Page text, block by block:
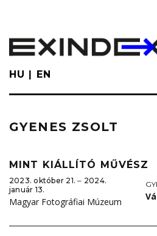
main
content
HU EN
GYENES ZSOLT
MINT KIÁLLÍTÓ MŰVÉSZ
2023. október 21. ‒ 2024.
január 13.
Magyar Fotográfiai Múzeum